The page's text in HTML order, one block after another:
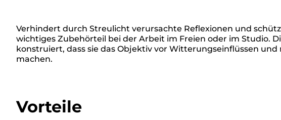
Verhindert durch Streulicht verursachte Reflexionen und
wichtiges Zubehörteil bei der Arbeit im Freien oder im Studio.
konstruiert, dass sie das Objektiv vor Witterungseinflüssen
machen.
Vorteile